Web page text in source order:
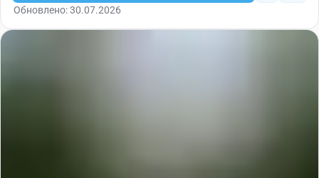
Обновлено: 30.07.2026